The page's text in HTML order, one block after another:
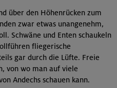
über den Höhenrücken zum
zwar etwas unangenehm,
Schwäne und Enten schaukeln
fliegerische
gar durch die Lüfte. Freie
von wo man auf viele
Andechs schauen kann.